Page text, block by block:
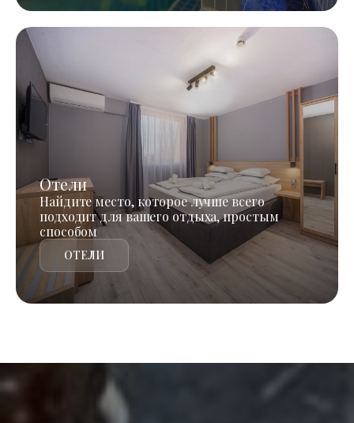
Отели
Найдите место, которое лучше всего
подходит для вашего отдыха, простым
способом
ОТЕЛИ